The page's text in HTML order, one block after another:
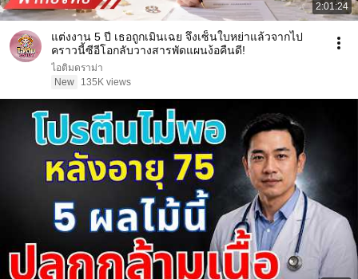
2:01:24
แต่งงาน 5 ปี เธอถูกเมินเฉย จึงเซ็นใบหย่าแล้วจากไป
คราวนี้ซีอีโอกลับวางสารพัดแผนง้อคืนดี!
ไอติมดราม่า
New
135K views